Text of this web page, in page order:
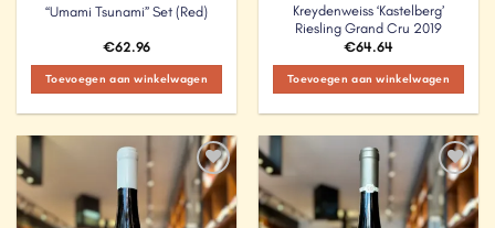
“Umami Tsunami” Set (Red)
€62.96
Toevoegen aan winkelwagen
Kreydenweiss ‘Kastelberg’
Riesling Grand Cru 2019
€64.64
Toevoegen aan winkelwagen
Add to
Wishlist
Add to
Wishlist